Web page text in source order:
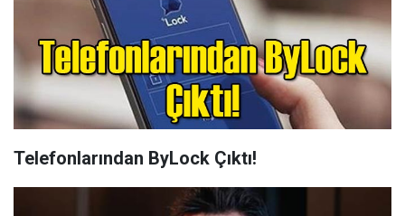
Telefonlarından ByLock Çıktı!